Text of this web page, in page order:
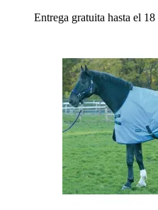
Entrega gratuita hasta el 18